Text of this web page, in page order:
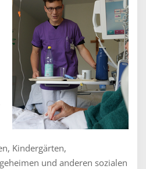
Kindergärten,
und anderen sozialen